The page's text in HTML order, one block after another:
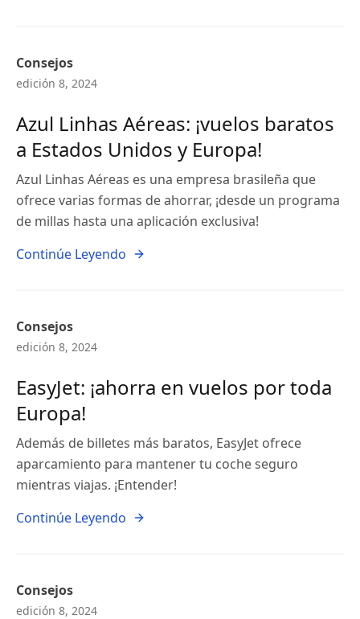
Consejos
edición 8, 2024
Azul Linhas Aéreas: ¡vuelos baratos
a Estados Unidos y Europa!
Azul Linhas Aéreas es una empresa brasileña que
ofrece varias formas de ahorrar, ¡desde un programa
de millas hasta una aplicación exclusiva!
Continúe Leyendo
Consejos
edición 8, 2024
EasyJet: ¡ahorra en vuelos por toda
Europa!
Además de billetes más baratos, EasyJet ofrece
aparcamiento para mantener tu coche seguro
mientras viajas. ¡Entender!
Continúe Leyendo
Consejos
edición 8, 2024